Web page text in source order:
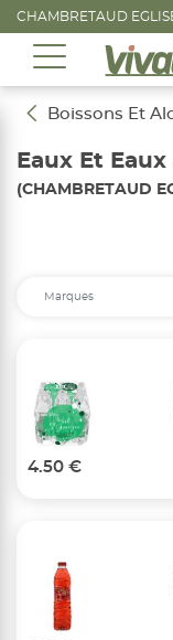
CHAMBRETAUD
Boissons Et
Eaux Et
(CHAMBRETAUD
4.50 €